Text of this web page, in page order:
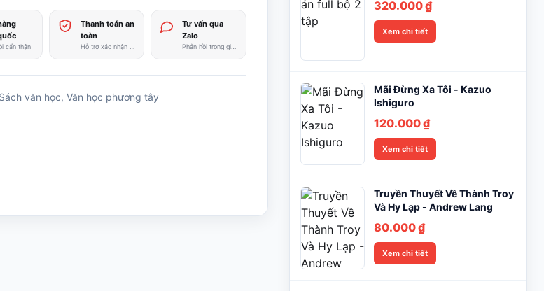
cẩn thận
Thanh toán an
toàn
Tư vấn qua
Zalo
Sách văn học, Văn học phương tây
320.000₫
Xem chi tiết
Mãi Đừng Xa Tôi - Kazuo
Ishiguro
120.000₫
Xem chi tiết
Truyền Thuyết Về Thành Troy
Và Hy Lạp - Andrew Lang
80.000₫
Xem chi tiết